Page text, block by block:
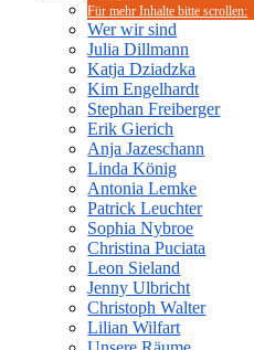
Für mehr Inhalte bitte scrollen:
Wer wir sind
Julia Dillmann
Katja Dziadzka
Kim Engelhardt
Stephan Freiberger
Erik Gierich
Anja Jazeschann
Linda König
Antonia Lemke
Patrick Leuchter
Sophia Nybroe
Christina Puciata
Leon Sieland
Jenny Ulbricht
Christoph Walter
Lilian Wilfart